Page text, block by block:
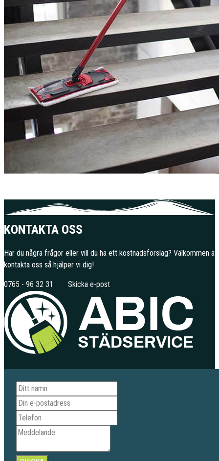
KONTAKTA OSS
Har du några frågor eller vill du ha ett kostnadsförslag? Välkommen att
kontakta oss så hjälper vi dig!
0765 - 96 32 31 Skicka e-post